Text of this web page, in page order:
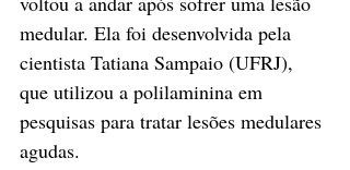
medular. Ela foi desenvolvida pela
cientista Tatiana Sampaio (UFRJ),
que utilizou a polilaminina em
pesquisas para tratar lesões medulares
agudas.